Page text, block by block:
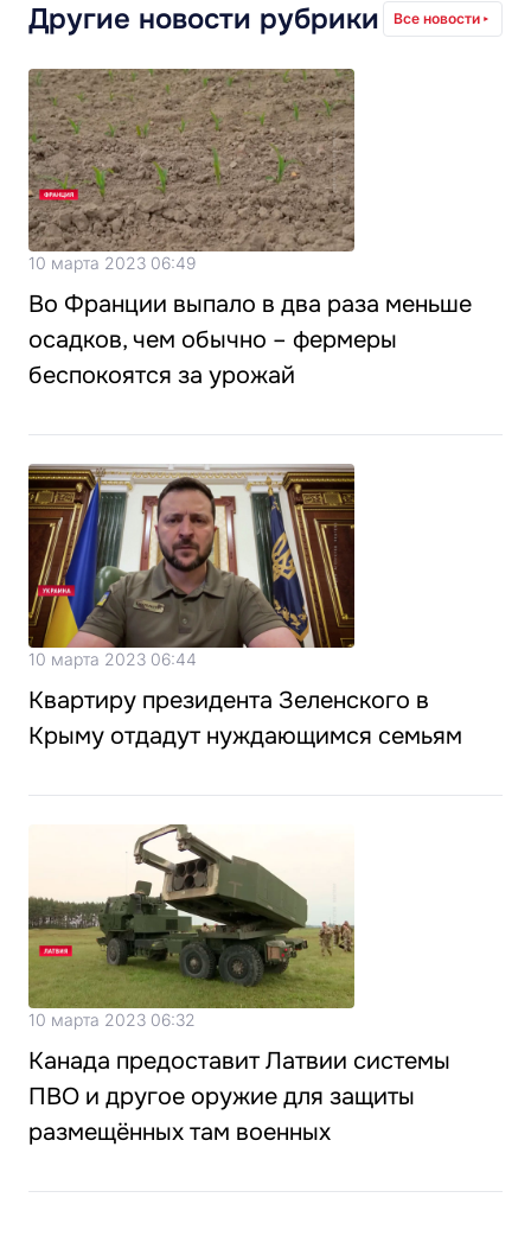
Другие новости рубрики Все новости
10 марта 2023 06:49
Во Франции выпало в два раза меньше
осадков, чем обычно – фермеры
беспокоятся за урожай
10 марта 2023 06:44
Квартиру президента Зеленского в
Крыму отдадут нуждающимся семьям
10 марта 2023 06:32
Канада предоставит Латвии системы
ПВО и другое оружие для защиты
размещённых там военных